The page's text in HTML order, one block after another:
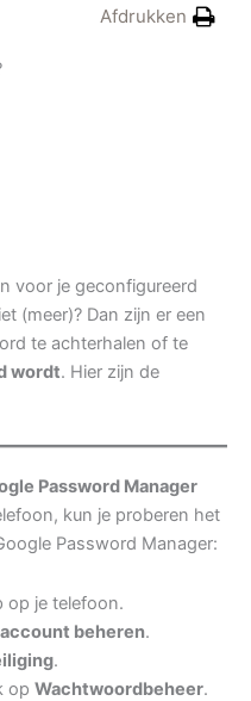
Afdrukken
voor je geconfigureerd
(meer)? Dan zijn er een
te achterhalen of te
wordt. Hier zijn de
Password Manager
kun je proberen het
Password Manager:
op je telefoon.
beheren.
.
op Wachtwoordbeheer.